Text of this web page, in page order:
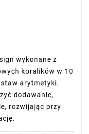
wykonane z
koralików w 10
arytmetyki.
dodawanie,
rozwijając przy